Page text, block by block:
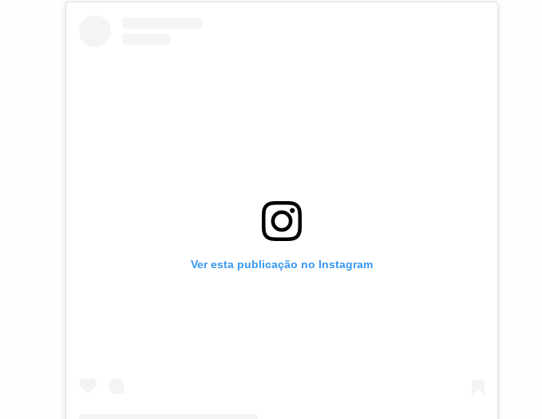
Ver esta publicação no Instagram